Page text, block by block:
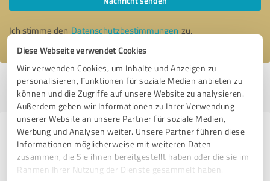
Diese Webseite verwendet Cookies
Wir verwenden Cookies, um Inhalte und Anzeigen zu
personalisieren, Funktionen für soziale Medien anbieten zu
können und die Zugriffe auf unsere Website zu analysieren.
Außerdem geben wir Informationen zu Ihrer Verwendung
unserer Website an unsere Partner für soziale Medien,
Werbung und Analysen weiter. Unsere Partner führen diese
Informationen möglicherweise mit weiteren Daten
zusammen, die Sie ihnen bereitgestellt haben oder die sie im
Rahmen Ihrer Nutzung der Dienste gesammelt haben.
Ich stimme den Datenschutzbestimmungen zu.
Profil aktiv seit 02.03.2015 |Letzte Aktualisierung: 21.11.2022|Profil
melden
Erfahrungen zu weiteren
Anbietern aus dem Bereich
Training